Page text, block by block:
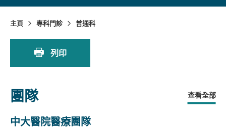
主頁 專科門診 普通科
列印
團隊 查看全部
中大醫院醫療團隊